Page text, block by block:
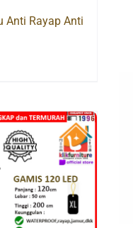
Anti Rayap Anti